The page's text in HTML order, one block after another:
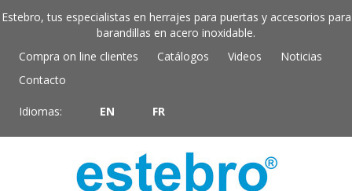
Estebro, tus especialistas en herrajes para puertas y accesorios para
barandillas en acero inoxidable.
Compra on line clientes
Catálogos Videos
Noticias
Contacto
Idiomas: EN FR